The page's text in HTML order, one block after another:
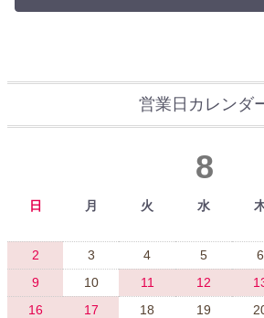
営業日カレンダ
8
日 月 火 水
2
3 4 5 6
9
10 11 12
16
17 18 19